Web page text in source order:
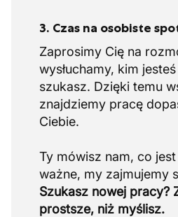
3. Czas na osobiste
Zaprosimy Cię na
wysłuchamy, kim
szukasz. Dzięki temu
znajdziemy pracę
Ciebie.
Ty mówisz nam, co
Szukasz nowej pracy?
prostsze, niż myślisz.